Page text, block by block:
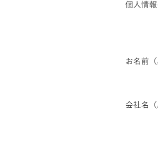
個人情報
お名前（
会社名（